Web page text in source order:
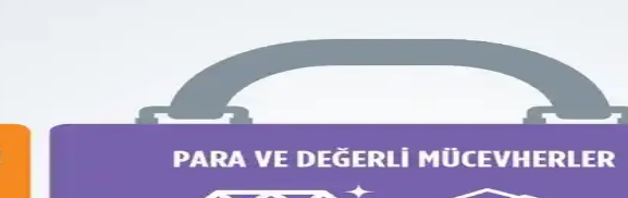
konseptiyle pratik paketleme ve taşınabilirlik sunar. Elektronik cihazlar, kıyafetler ve
Deri Tasarımı ve Piyasa Değeri Analizi
ve şık tasarımıyla günlük kullanım ve seyahat için ideal. İkinci el piyasasında
Seyahat Konseptinde Kullanım İncelemesi